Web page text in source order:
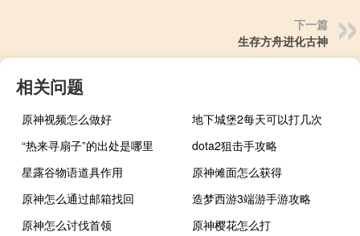
下一篇
生存方舟进化古神
相关问题
原神视频怎么做好
地下城堡2每天可以打几次
“热来寻扇子”的出处是哪里
dota2狙击手攻略
星露谷物语道具作用
原神傩面怎么获得
原神怎么通过邮箱找回
造梦西游3端游手游攻略
原神怎么讨伐首领
原神樱花怎么打